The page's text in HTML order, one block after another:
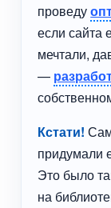
проведу
если сайта
мечтали,
—
Кстати!
придумали
Это было
на